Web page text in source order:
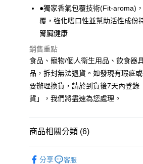
【關於「AFTEE先享後付」】
AFTEE先享後付是「在收到商品之後才
便利好安心！
２．便利：只要手機號碼，簡訊認證，即
３．安心：先確認商品／服務後，再付款
【「AFTEE先享後付」結帳流程】
１．於結帳方式選擇「AFTEE先享後付
付」結帳頁面，進行簡訊認證並確認金額
２．訂單成立數日內，您將收到繳費通知
※ 請注意：結帳手續完成當下不需立刻
※ 交易是否成功請以「AFTEE先享後付
ATM付款
運送方式
全家取貨付款
每筆NT$70，滿NT$999(含以上)免
付款後全家取貨
7-11取貨付款
●獨家香氣包覆技術(Fit-aroma)
覆，強化嗜口性並幫助活性成份
腎臟健康
銷售重點
食品、寵物/個人衛生用品、飲食器
品，拆封無法退貨。如發現有瑕疵
要辦理換貨，請於到貨後7天內登錄
貨」，我們將盡速為您處理。
商品相關分類 (6)
分享 客服